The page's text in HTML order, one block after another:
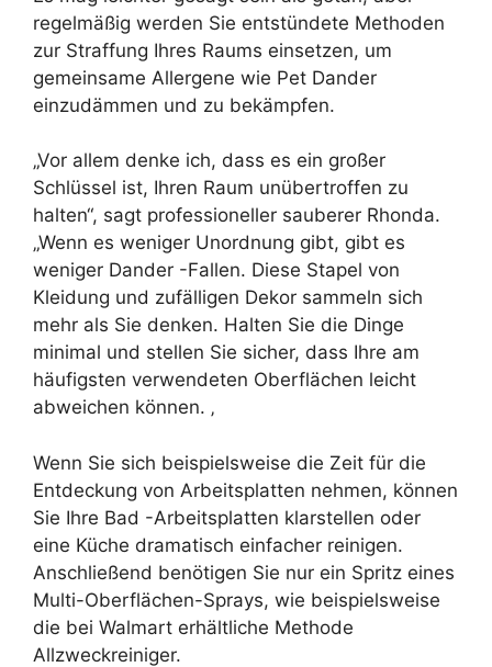
regelmäßig werden Sie entstündete Methoden
zur Straffung Ihres Raums einsetzen, um
gemeinsame Allergene wie Pet Dander
einzudämmen und zu bekämpfen.
„Vor allem denke ich, dass es ein großer
Schlüssel ist, Ihren Raum unübertroffen zu
halten“, sagt professioneller sauberer Rhonda.
„Wenn es weniger Unordnung gibt, gibt es
weniger Dander -Fallen. Diese Stapel von
Kleidung und zufälligen Dekor sammeln sich
mehr als Sie denken. Halten Sie die Dinge
minimal und stellen Sie sicher, dass Ihre am
häufigsten verwendeten Oberflächen leicht
abweichen können. ‚
Wenn Sie sich beispielsweise die Zeit für die
Entdeckung von Arbeitsplatten nehmen, können
Sie Ihre Bad -Arbeitsplatten klarstellen oder
eine Küche dramatisch einfacher reinigen.
Anschließend benötigen Sie nur ein Spritz eines
Multi-Oberflächen-Sprays, wie beispielsweise
die bei Walmart erhältliche Methode
Allzweckreiniger.